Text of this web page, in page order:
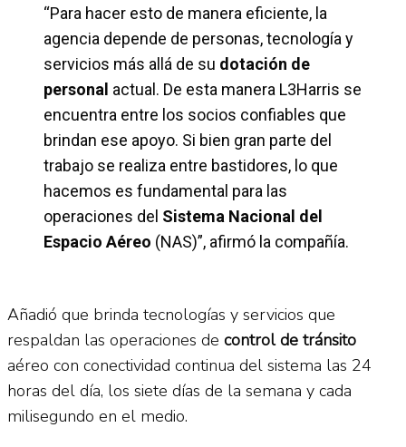
“Para hacer esto de manera eficiente, la
agencia depende de personas, tecnología y
servicios más allá de su dotación de
personal actual. De esta manera L3Harris se
encuentra entre los socios confiables que
brindan ese apoyo. Si bien gran parte del
trabajo se realiza entre bastidores, lo que
hacemos es fundamental para las
operaciones del Sistema Nacional del
Espacio Aéreo (NAS)”, afirmó la compañía.
Añadió que brinda tecnologías y servicios que
respaldan las operaciones de control de tránsito
aéreo con conectividad continua del sistema las 24
horas del día, los siete días de la semana y cada
milisegundo en el medio.